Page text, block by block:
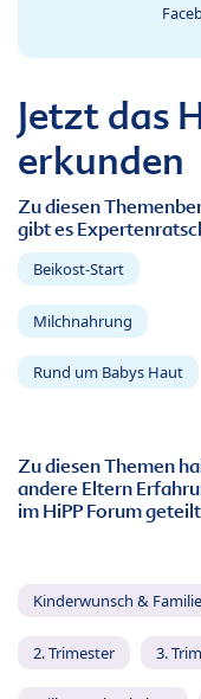
Jetzt das
erkunden
Zu diesen
gibt es
Beikost-Start
Milchnahrung
Rund um Babys Haut
Zu diesen Themen
andere Eltern
im HiPP Forum geteilt
Kinderwunsch &
2. Trimester 3.